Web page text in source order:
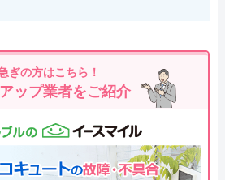
ぎの方はこちら！
ップ業者をご紹介